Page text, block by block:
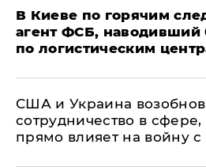
В Киеве по горячим
агент ФСБ, наводивший
по логистическим
США и Украина
сотрудничество в сфере,
прямо влияет на войну